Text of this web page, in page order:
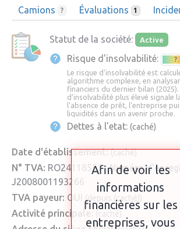
Camions ? Évaluations 1
Statut de la société: Active
Risque d'insolvabilité: ?
Le risque d'insolvabilité est
algorithme complexe, en
financiers du dernier bilan
d'insolvabilité plus élevé signale
l'absence de prêt, l'entreprise
liquidités dans un avenir proche.
Dettes à l'etat: (caché)
Date d'établissement: (caché)
N° TVA: RO24118551 Numéro
J2008001193266
TVA payeur: OUI (depuis (caché))
Activité principale: (caché)
Afin de voir les
informations
financières sur les
entreprises, vous